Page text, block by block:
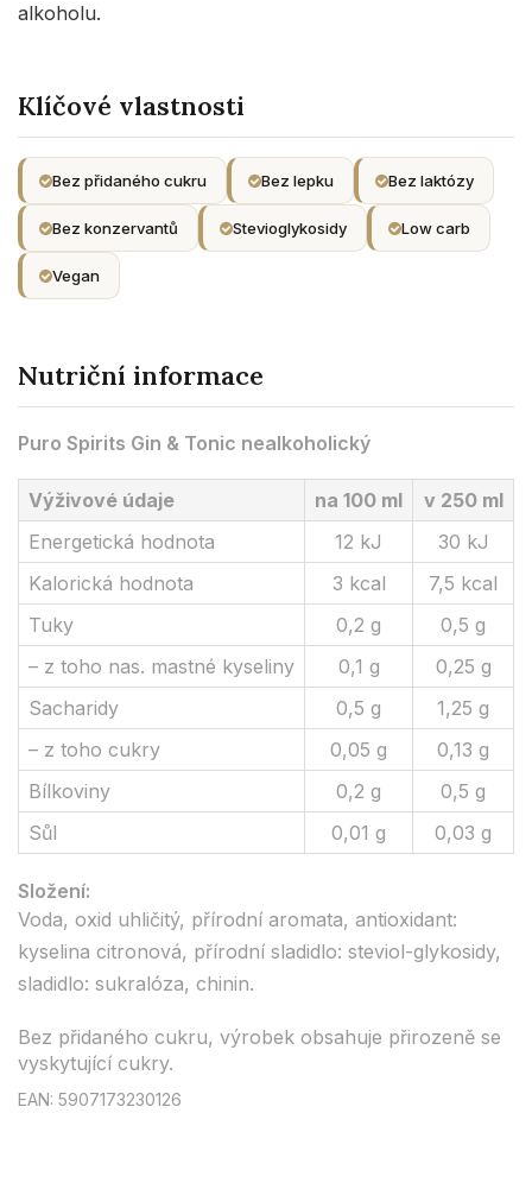
alkoholu.
Klíčové vlastnosti
Bez přidaného cukru Bez lepku Bez laktózy
Bez konzervantů Stevioglykosidy Low carb
Vegan
Nutriční informace
Puro Spirits Gin & Tonic nealkoholický
Výživové údaje na 100 ml
v 250 ml
Energetická hodnota
12 kJ
30 kJ
Kalorická hodnota
3 kcal
7,5 kcal
Tuky
0,2 g
0,5 g
– z toho nas. mastné kyseliny
0,1 g
0,25 g
Sacharidy
0,5 g
1,25 g
– z toho cukry
0,05 g
0,13 g
Bílkoviny
0,2 g
0,5 g
Sůl
0,01 g 0,03 g
Složení:
Voda, oxid uhličitý, přírodní aromata, antioxidant:
kyselina citronová, přírodní sladidlo: steviol-glykosidy,
sladidlo: sukralóza, chinin.
Bez přidaného cukru, výrobek obsahuje přirozeně se
vyskytující cukry.
EAN: 5907173230126